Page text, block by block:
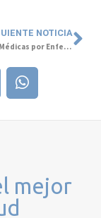
NOTICIA
Las Licencias Médicas por Enfermedades Comunes Siguen en Aumento
mejor